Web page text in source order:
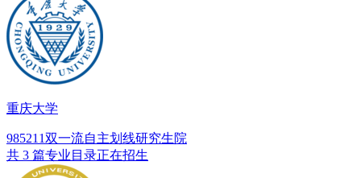
重庆大学
985211双一流自主划线研究生院
共 3 篇专业目录正在招生